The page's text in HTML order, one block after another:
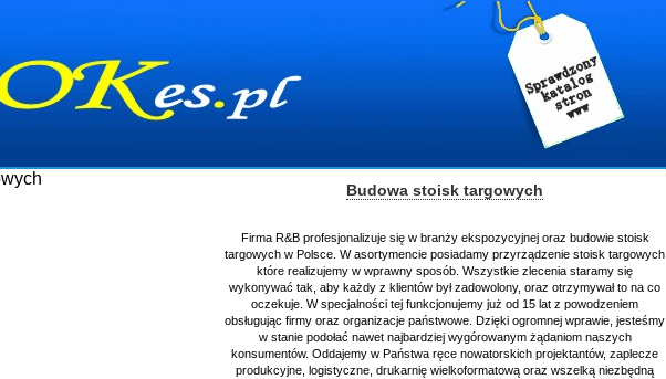
Budowa stoisk targowych
Firma R&B profesjonalizuje się w branży ekspozycyjnej oraz budowie stoisk
targowych w Polsce. W asortymencie posiadamy przyrządzenie stoisk targowych
które realizujemy w wprawny sposób. Wszystkie zlecenia staramy się
wykonywać tak, aby każdy z klientów był zadowolony, oraz otrzymywał to na co
oczekuje. W specjalności tej funkcjonujemy już od 15 lat z powodzeniem
obsługując firmy oraz organizacje państwowe. Dzięki ogromnej wprawie, jesteśmy
w stanie podołać nawet najbardziej wygórowanym żądaniom naszych
konsumentów. Oddajemy w Państwa ręce nowatorskich projektantów, zaplecze
produkcyjne, logistyczne, drukarnię wielkoformatową oraz wszelką niezbędną